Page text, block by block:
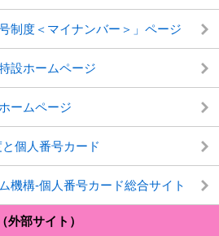
制度＜マイナンバー＞」ページ
設ホームページ
ームページ
個人番号カード
機構-個人番号カード総合サイト
部サイト）